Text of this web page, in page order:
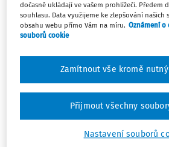
dočasně ukládají ve vašem prohlížeči. Předem
souhlasu. Data využijeme ke zlepšování našich
obsahu webu přímo Vám na míru. Oznámení o
souborů cookie
Nastavení souborů
Zamítnout vše kromě
Přijmout všechny